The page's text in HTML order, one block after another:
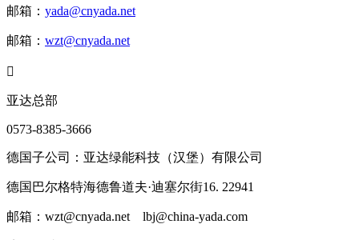
邮箱： yada@cnyada.net
邮箱： wzt@cnyada.net

亚达总部
0573-8385-3666
德国子公司：亚达绿能科技（汉堡）有限公司
德国巴尔格特海德鲁道夫·迪塞尔街16. 22941
邮箱：wzt@cnyada.net lbj@china-yada.com